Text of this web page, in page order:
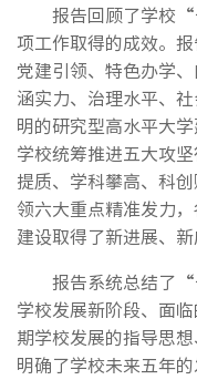
报告回顾了学校
项工作取得的成效。
党建引领、特色办学
涵实力、治理水平、
明的研究型高水平大
学校统筹推进五大攻
提质、学科攀高、科
领六大重点精准发力
建设取得了新进展、新
报告系统总结了
学校发展新阶段、面
期学校发展的指导思
明确了学校未来五年